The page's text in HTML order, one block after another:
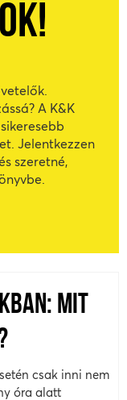
A K&K
Jelentkezzen
szeretné,
MIT
csak inni nem
óra alatt